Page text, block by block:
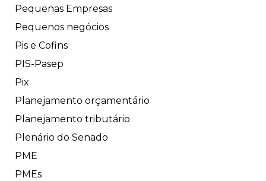
Pequenas Empresas
Pequenos negócios
Pis e Cofins
PIS-Pasep
Pix
Planejamento orçamentário
Planejamento tributário
Plenário do Senado
PME
PMEs